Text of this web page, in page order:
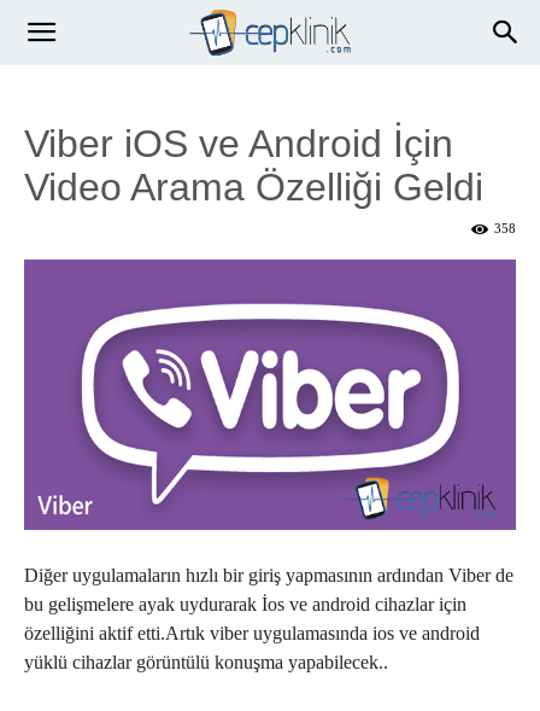
Viber iOS ve Android İçin
Video Arama Özelliği Geldi
358
Diğer uygulamaların hızlı bir giriş yapmasının ardından Viber de
bu gelişmelere ayak uydurarak İos ve android cihazlar için
özelliğini aktif etti.Artık viber uygulamasında ios ve android
yüklü cihazlar görüntülü konuşma yapabilecek..